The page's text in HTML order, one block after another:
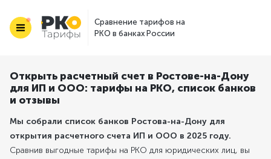
Сравнение тарифов на
РКО в банках России
Открыть расчетный счет в Ростове-на-Дону
для ИП и ООО: тарифы на РКО, список банков
и отзывы
Мы собрали список банков Ростова-на-Дону для
открытия расчетного счета ИП и ООО в 2025 году.
Сравнив выгодные тарифы на РКО для юридических лиц, вы